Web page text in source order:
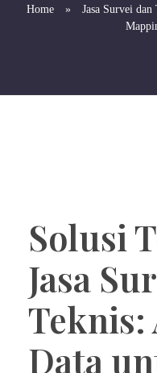
Home »
Jasa Survei
Solusi
Jasa
Teknis:
Data